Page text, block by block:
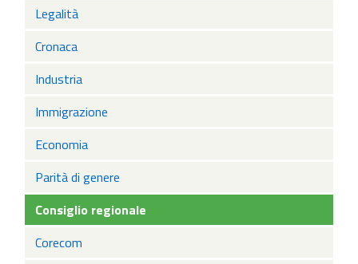
Legalità
Cronaca
Industria
Immigrazione
Economia
Parità di genere
Consiglio regionale
Corecom